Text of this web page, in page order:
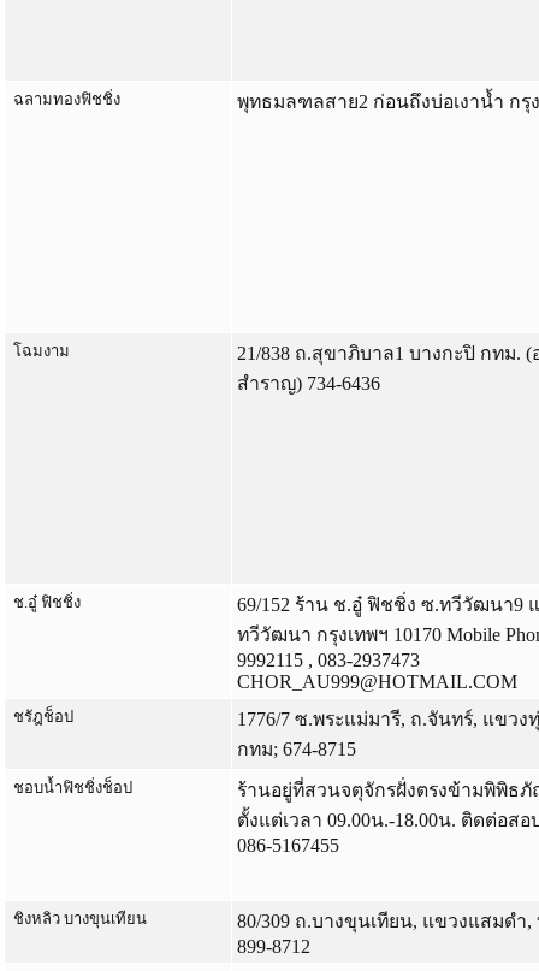
ฉลามทองฟิชชิ่ง พุทธมลฑลสาย2 ก่อนถึงบ่อเงาน้ำ กรุง
โฉมงาม
21/838 ถ.สุขาภิบาล1 บางกะปิ กทม.
สำราญ) 734-6436
ช.อู๋ ฟิชชิ่ง
69/152 ร้าน ช.อู๋ ฟิชชิ่ง ซ.ทวีวัฒนา9
ทวีวัฒนา กรุงเทพฯ 10170 Mobile
9992115 , 083-2937473
CHOR_AU999@HOTMAIL.COM
ชรัฎช็อป
1776/7 ซ.พระแม่มารี, ถ.จันทร์, แขวง
กทม; 674-8715
ชอบน้ำฟิชชิ่งช็อป
ร้านอยู่ที่สวนจตุจักรฝั่งตรงข้ามพิพิธ
ตั้งแต่เวลา 09.00น.-18.00น. ติดต่อ
086-5167455
ชิงหลิว บางขุนเทียน
80/309 ถ.บางขุนเทียน, แขวงแสมดำ
899-8712